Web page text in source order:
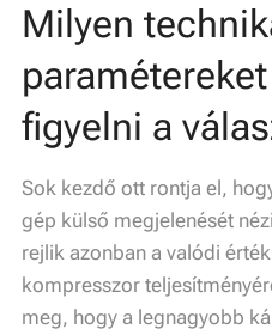
Milyen
figyelni a
Sok kezdő ott rontja el,
gép külső megjelenését
rejlik azonban a valódi
kompresszor
meg, hogy a legnagyobb